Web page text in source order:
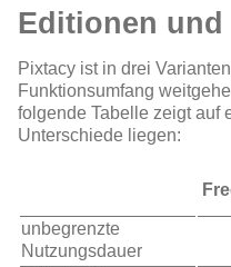
Editionen und
Pixtacy ist in drei
Funktionsumfang
folgende Tabelle zeigt auf
Unterschiede liegen:
unbegrenzte
Nutzungsdauer